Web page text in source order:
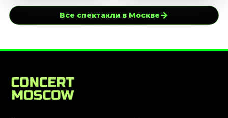
Все спектакли в Москве→